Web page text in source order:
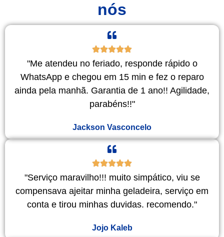
nós
"Me atendeu no feriado, responde rápido o
WhatsApp e chegou em 15 min e fez o reparo
ainda pela manhã. Garantia de 1 ano!! Agilidade,
parabéns!!"
Jackson Vasconcelo
"Serviço maravilho!!! muito simpático, viu se
compensava ajeitar minha geladeira, serviço em
conta e tirou minhas duvidas. recomendo."
Jojo Kaleb